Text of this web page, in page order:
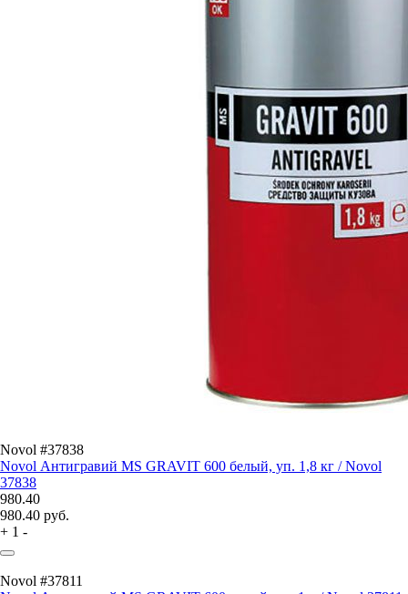
Novol #37838
Novol Антигравий MS GRAVIT 600 белый, уп. 1,8 кг / Novol
37838
980.40
980.40 руб.
+ 1 -
Novol #37811